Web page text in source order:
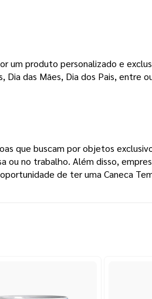
um produto personalizado e
Dia das Mães, Dia dos Pais, entre
que buscam por objetos
no trabalho. Além disso,
de ter uma Caneca